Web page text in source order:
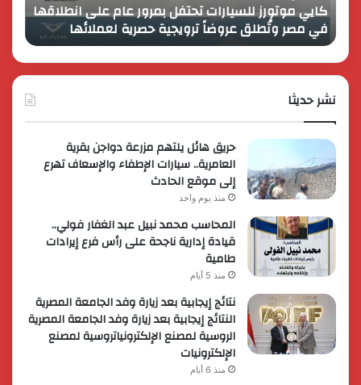
في
مصر
وتُطلق
عروضاً
ترويجية
حصرية
كايي موتورز للسيارات تحتفل بمرور عام على انطلاقها
في مصر وتُطلق عروضاً ترويجية حصرية لعملائها
جديدة
نشر حديثا
حريق هائل يلتهم مزرعة دواجن بقرية
العامرية.. سيارات الإطفاء والإسعاف تهرع
إلى موقع الحادث
منذ يوم واحد
المحاسب محمد نبيل عبد الغفار فولي..
قيادة إدارية ناجحة على رأس فرع إيرادات
طامية
منذ 5 أيام
نتائج إيجابية بعد زيارة وفد الجامعة المصرية
النتائج إيجابية بعد زيارة وفد الجامعة المصرية
الروسية لمصنع الإلكترونياتروسية لمصنع
الإلكترونيات
منذ 6 أيام